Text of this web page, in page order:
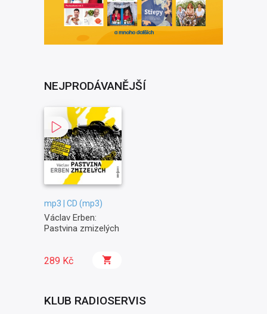
NEJPRODÁVANĚJŠÍ
mp3 | CD (mp3)
Václav Erben:
Pastvina zmizelých
289 Kč
KLUB RADIOSERVIS